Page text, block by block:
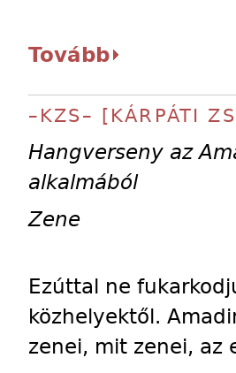
Tovább
–KZS– [KÁRPÁTI
Hangverseny az
alkalmából
Zene
Ezúttal ne
közhelyektől.
zenei, mit zenei, az